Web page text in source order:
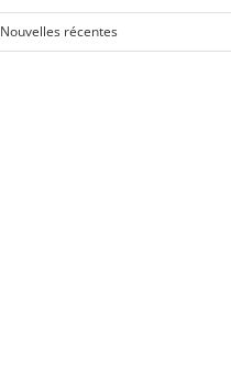
Nouvelles récentes